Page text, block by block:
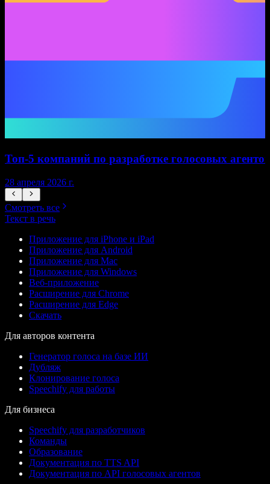
Топ-5 компаний по разработке голосовых
28 апреля 2026 г.
Смотреть все
Текст в речь
Приложение для iPhone и iPad
Приложение для Android
Приложение для Mac
Приложение для Windows
Веб-приложение
Расширение для Chrome
Расширение для Edge
Скачать
Для авторов контента
Генератор голоса на базе ИИ
Дубляж
Клонирование голоса
Speechify для работы
Для бизнеса
Speechify для разработчиков
Команды
Образование
Документация по TTS API
Документация по API голосовых агентов